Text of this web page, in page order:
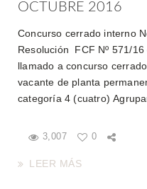
OCTUBRE 2016
Concurso cerrado interno
Resolución FCF Nº 571/
llamado a concurso
vacante de planta
categoría 4 (cuatro)
3,007 0
LEER MÁS